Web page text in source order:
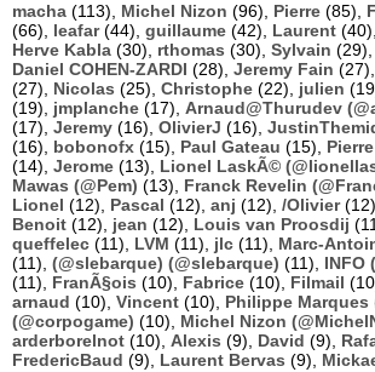
macha (113), Michel Nizon (96), Pierre (85),
(66), leafar(44), guillaume (42), Laurent (40),
Herve Kabla (30), rthomas (30), Sylvain (29),
Daniel COHEN-ZARDI (28), Jeremy Fain (27),
(27), Nicolas (25), Christophe (22), julien
(19), jmplanche (17), Arnaud@Thurudev
(17), Jeremy (16), OlivierJ (16),
(16), bobonofx (15), Paul Gateau (15),
(14), Jerome (13), Lionel LaskÃ©
Mawas (@Pem) (13), Franck Revelin
Lionel (12), Pascal (12), anj (12), /Olivier(12),
Benoit (12), jean (12), Louis van Proosdij
queffelec (11), LVM (11), jlc (11), Marc-
(11), (@slebarque) (@slebarque) (11), INFO
(11), FranÃ§ois (10), Fabrice (10), Filmail
arnaud (10), Vincent (10), Philippe Marques
(@corpogame) (10), Michel Nizon
arderborelnot (10), Alexis (9), David (9),
FredericBaud (9), Laurent Bervas (9),